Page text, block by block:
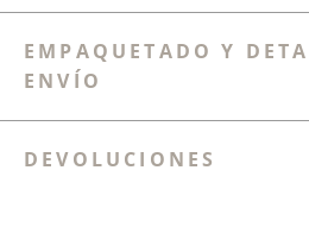
EMPAQUETADO Y
ENVÍO
DEVOLUCIONES